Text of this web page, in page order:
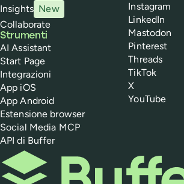
Insights New
Collaborate
Strumenti
AI Assistant
Start Page
Integrazioni
App iOS
App Android
Estensione browser
Social Media MCP
API di Buffer
Instagram
LinkedIn
Mastodon
Pinterest
Threads
TikTok
X
YouTube
Buffer